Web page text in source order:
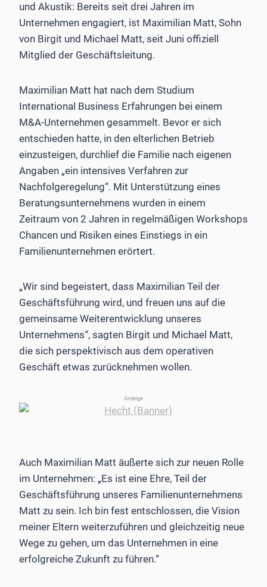
und Akustik: Bereits seit drei Jahren im
Unternehmen engagiert, ist Maximilian Matt, Sohn
von Birgit und Michael Matt, seit Juni offiziell
Mitglied der Geschäftsleitung.
Maximilian Matt hat nach dem Studium
International Business Erfahrungen bei einem
M&A-Unternehmen gesammelt. Bevor er sich
entschieden hatte, in den elterlichen Betrieb
einzusteigen, durchlief die Familie nach eigenen
Angaben „ein intensives Verfahren zur
Nachfolgeregelung“. Mit Unterstützung eines
Beratungsunternehmens wurden in einem
Zeitraum von 2 Jahren in regelmäßigen Workshops
Chancen und Risiken eines Einstiegs in ein
Familienunternehmen erörtert.
„Wir sind begeistert, dass Maximilian Teil der
Geschäftsführung wird, und freuen uns auf die
gemeinsame Weiterentwicklung unseres
Unternehmens“, sagten Birgit und Michael Matt,
die sich perspektivisch aus dem operativen
Geschäft etwas zurücknehmen wollen.
Anzeige
Auch Maximilian Matt äußerte sich zur neuen Rolle
im Unternehmen: „Es ist eine Ehre, Teil der
Geschäftsführung unseres Familienunternehmens
Matt zu sein. Ich bin fest entschlossen, die Vision
meiner Eltern weiterzuführen und gleichzeitig neue
Wege zu gehen, um das Unternehmen in eine
erfolgreiche Zukunft zu führen.“